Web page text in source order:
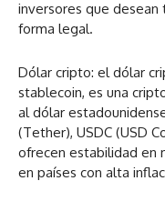
inversores que desean
forma legal.
Dólar cripto: el dólar
stablecoin, es una
al dólar
(Tether), USDC (USD
ofrecen estabilidad en
en países con alta